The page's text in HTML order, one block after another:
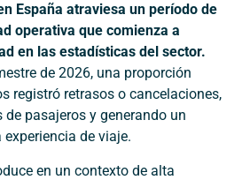
España atraviesa un período de
operativa que comienza a
en las estadísticas del sector.
de 2026, una proporción
registró retrasos o cancelaciones,
pasajeros y generando un
de viaje.
en un contexto de alta